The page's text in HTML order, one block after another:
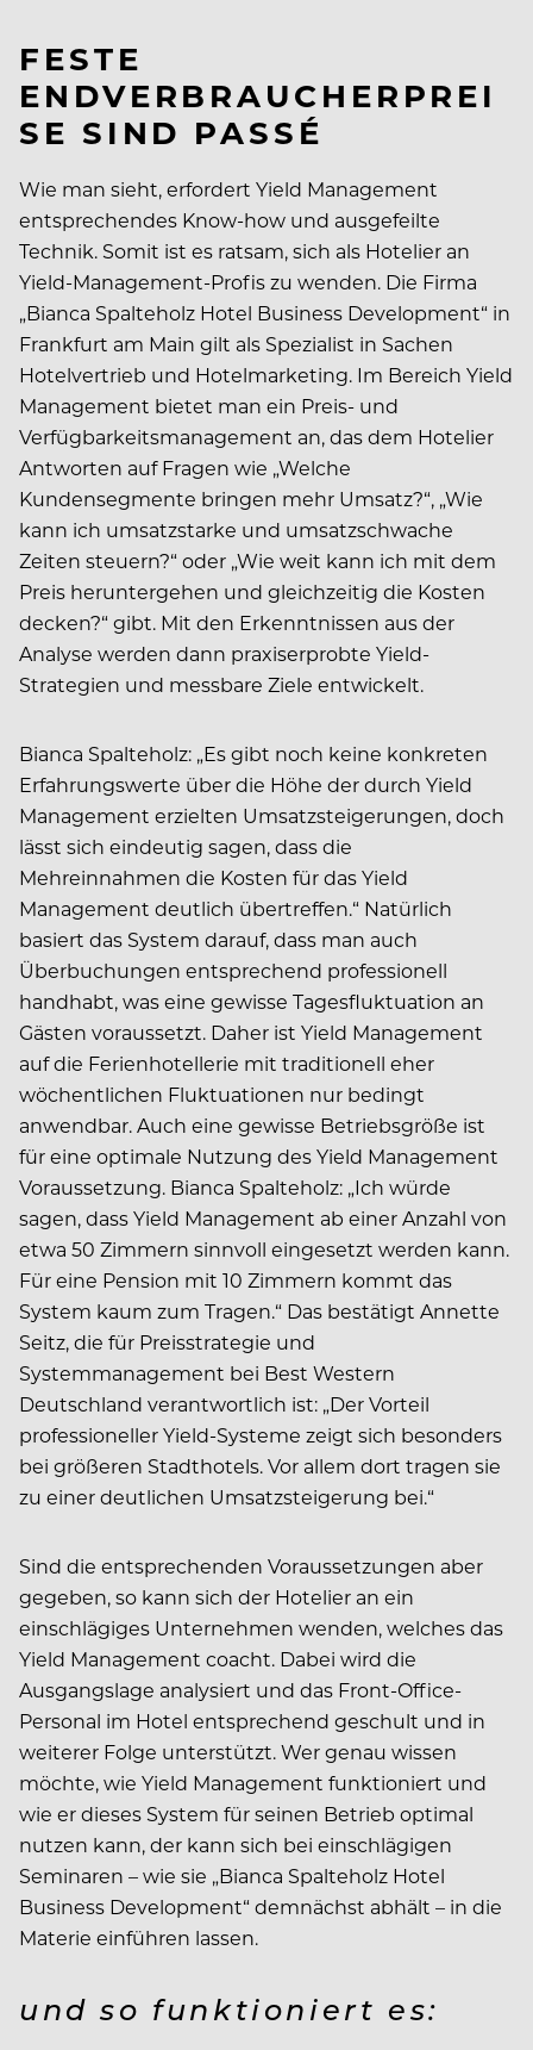
FESTE
ENDVERBRAUCHERPREI
SE SIND PASSÉ
Wie man sieht, erfordert Yield Management
entsprechendes Know-how und ausgefeilte
Technik. Somit ist es ratsam, sich als Hotelier an
Yield-Management-Profis zu wenden. Die Firma
„Bianca Spalteholz Hotel Business Development“ in
Frankfurt am Main gilt als Spezialist in Sachen
Hotelvertrieb und Hotelmarketing. Im Bereich Yield
Management bietet man ein Preis- und
Verfügbarkeitsmanagement an, das dem Hotelier
Antworten auf Fragen wie „Welche
Kundensegmente bringen mehr Umsatz?“, „Wie
kann ich umsatzstarke und umsatzschwache
Zeiten steuern?“ oder „Wie weit kann ich mit dem
Preis heruntergehen und gleichzeitig die Kosten
decken?“ gibt. Mit den Erkenntnissen aus der
Analyse werden dann praxiserprobte Yield-
Strategien und messbare Ziele entwickelt.
Bianca Spalteholz: „Es gibt noch keine konkreten
Erfahrungswerte über die Höhe der durch Yield
Management erzielten Umsatzsteigerungen, doch
lässt sich eindeutig sagen, dass die
Mehreinnahmen die Kosten für das Yield
Management deutlich übertreffen.“ Natürlich
basiert das System darauf, dass man auch
Überbuchungen entsprechend professionell
handhabt, was eine gewisse Tagesfluktuation an
Gästen voraussetzt. Daher ist Yield Management
auf die Ferienhotellerie mit traditionell eher
wöchentlichen Fluktuationen nur bedingt
anwendbar. Auch eine gewisse Betriebsgröße ist
für eine optimale Nutzung des Yield Management
Voraussetzung. Bianca Spalteholz: „Ich würde
sagen, dass Yield Management ab einer Anzahl von
etwa 50 Zimmern sinnvoll eingesetzt werden kann.
Für eine Pension mit 10 Zimmern kommt das
System kaum zum Tragen.“ Das bestätigt Annette
Seitz, die für Preisstrategie und
Systemmanagement bei Best Western
Deutschland verantwortlich ist: „Der Vorteil
professioneller Yield-Systeme zeigt sich besonders
bei größeren Stadthotels. Vor allem dort tragen sie
zu einer deutlichen Umsatzsteigerung bei.“
Sind die entsprechenden Voraussetzungen aber
gegeben, so kann sich der Hotelier an ein
einschlägiges Unternehmen wenden, welches das
Yield Management coacht. Dabei wird die
Ausgangslage analysiert und das Front-Office-
Personal im Hotel entsprechend geschult und in
weiterer Folge unterstützt. Wer genau wissen
möchte, wie Yield Management funktioniert und
wie er dieses System für seinen Betrieb optimal
nutzen kann, der kann sich bei einschlägigen
Seminaren – wie sie „Bianca Spalteholz Hotel
Business Development“ demnächst abhält – in die
Materie einführen lassen.
und so funktioniert es: